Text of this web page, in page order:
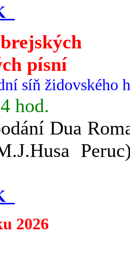
písní
síň židovského
hod.
Dua
2026